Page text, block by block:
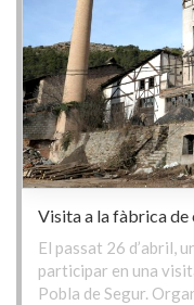
Visita a la fàbrica de
El passat 26 d’abril,
participar en una
Pobla de Segur.